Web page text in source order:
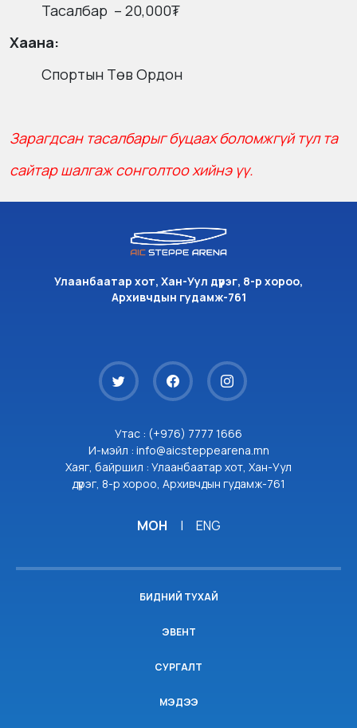
Тасалбар – 20,000₮
Хаана:
Спортын Төв Ордон
Зарагдсан тасалбарыг буцаах боломжгүй тул та
сайтар шалгаж сонголтоо хийнэ үү.
Улаанбаатар хот, Хан-Уул дүүрэг, 8-р хороо,
Архивчдын гудамж-761
Утас : (+976) 7777 1666
И-мэйл : info@aicsteppearena.mn
Хаяг, байршил : Улаанбаатар хот, Хан-Уул
дүүрэг, 8-р хороо, Архивчдын гудамж-761
МОН | ENG
БИДНИЙ ТУХАЙ
ЭВЕНТ
СУРГАЛТ
МЭДЭЭ